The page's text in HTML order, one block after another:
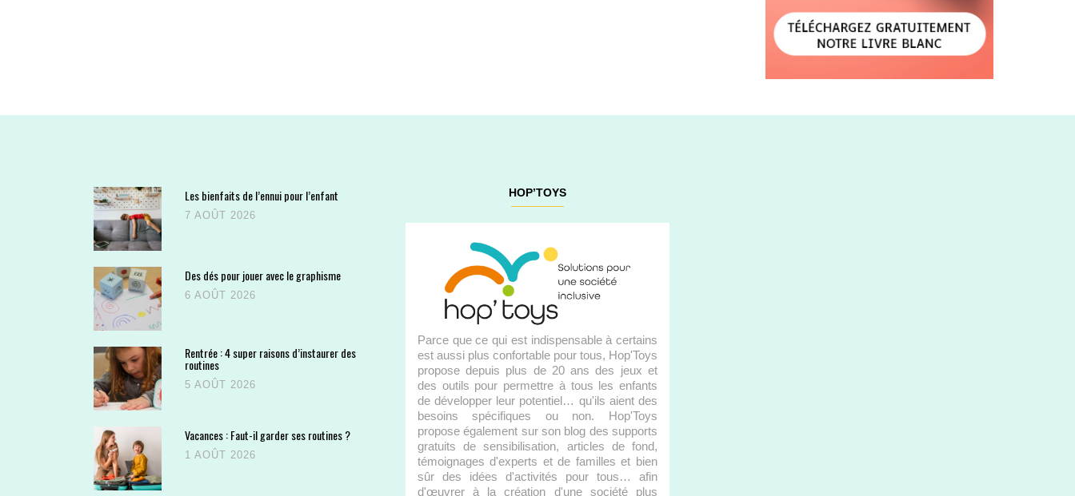
Les bienfaits de l’ennui pour l’enfant
7 AOÛT 2026
Des dés pour jouer avec le graphisme
6 AOÛT 2026
Rentrée : 4 super raisons d’instaurer des
routines
5 AOÛT 2026
Vacances : Faut-il garder ses routines ?
1 AOÛT 2026
HOP’TOYS
Parce que ce qui est indispensable à certains
est aussi plus confortable pour tous, Hop'Toys
propose depuis plus de 20 ans des jeux et
des outils pour permettre à tous les enfants
de développer leur potentiel… qu'ils aient des
besoins spécifiques ou non. Hop'Toys
propose également sur son blog des supports
gratuits de sensibilisation, articles de fond,
témoignages d'experts et de familles et bien
sûr des idées d'activités pour tous… afin
d'œuvrer à la création d'une société plus